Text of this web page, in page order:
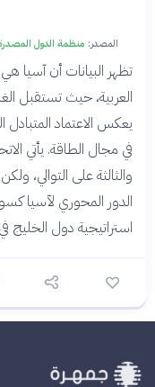
المصدر: منظمة الدول
تظهر البيانات أن آسيا
العربية، حيث تستقبل
يعكس الاعتماد المتبادل
في مجال الطاقة. يأتي
والثالثة على التوالي،
الدور المحوري لآسيا
استراتيجية دول الخليج